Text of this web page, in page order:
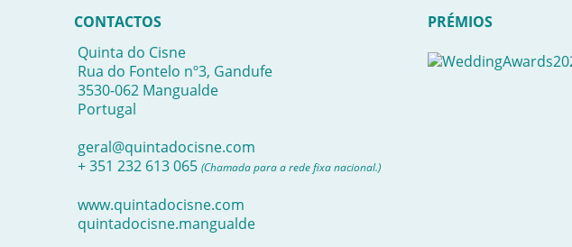
CONTACTOS
Quinta do Cisne
Rua do Fontelo nº3, Gandufe
3530-062 Mangualde
Portugal
geral@quintadocisne.com
+ 351 232 613 065 (Chamada para a rede fixa nacional.)
www.quintadocisne.com
quintadocisne.mangualde
PRÉMIOS